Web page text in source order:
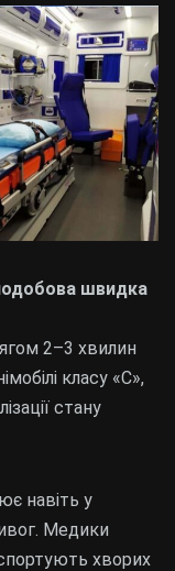
швидка
2–3 хвилин
класу «С»,
стану
навіть у
Медики
хворих